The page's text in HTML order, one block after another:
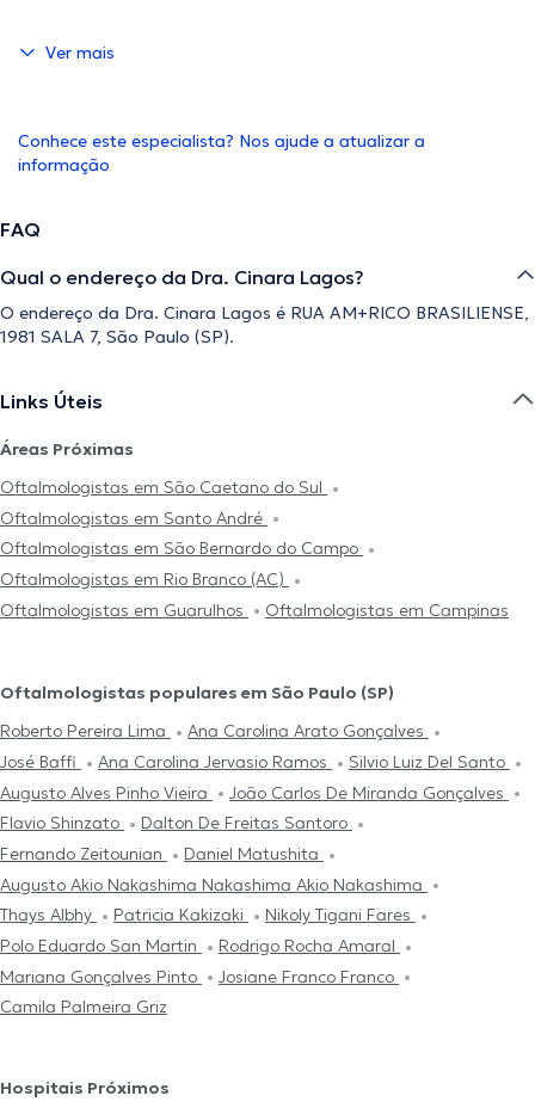
Ver mais
Conhece este especialista? Nos ajude a atualizar a
informação
FAQ
Qual o endereço da Dra. Cinara Lagos?
O endereço da Dra. Cinara Lagos é RUA AM+RICO BRASILIENSE,
1981 SALA 7, São Paulo (SP).
Links Úteis
Áreas Próximas
Oftalmologistas em São Caetano do Sul
Oftalmologistas em Santo André
Oftalmologistas em São Bernardo do Campo
Oftalmologistas em Rio Branco (AC)
Oftalmologistas em Guarulhos
Oftalmologistas em Campinas
Oftalmologistas populares em São Paulo (SP)
Roberto Pereira Lima
Ana Carolina Arato Gonçalves
José Baffi
Ana Carolina Jervasio Ramos
Silvio Luiz Del Santo
Augusto Alves Pinho Vieira
João Carlos De Miranda Gonçalves
Flavio Shinzato
Dalton De Freitas Santoro
Fernando Zeitounian
Daniel Matushita
Augusto Akio Nakashima Nakashima Akio Nakashima
Thays Albhy
Patricia Kakizaki
Nikoly Tigani Fares
Polo Eduardo San Martin
Rodrigo Rocha Amaral
Mariana Gonçalves Pinto
Josiane Franco Franco
Camila Palmeira Griz
Hospitais Próximos